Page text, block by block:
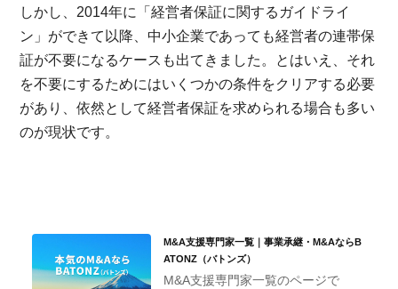
しかし、2014年に「経営者保証に関するガイドライ
ン」ができて以降、中小企業であっても経営者の連帯保
証が不要になるケースも出てきました。とはいえ、それ
を不要にするためにはいくつかの条件をクリアする必要
があり、依然として経営者保証を求められる場合も多い
のが現状です。
M&A支援専門家一覧｜事業承継・M&AならB
ATONZ（バトンズ）
M&A支援専門家一覧のページで